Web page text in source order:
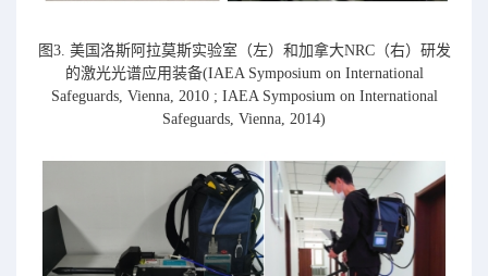
图3. 美国洛斯阿拉莫斯实验室（左）和加拿大NRC（右）研发
的激光光谱应用装备(IAEA Symposium on International
Safeguards, Vienna, 2010 ; IAEA Symposium on International
Safeguards, Vienna, 2014)